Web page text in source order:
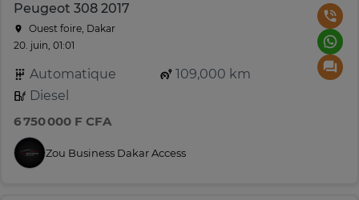
Peugeot 308 2017
Ouest foire, Dakar
20. juin, 01:01
Automatique
109,000 km
Diesel
6 750 000 F CFA
Zou Business Dakar Access